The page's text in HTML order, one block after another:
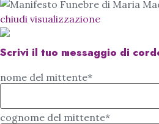
chiudi visualizzazione
Scrivi il tuo messaggio di
nome del mittente*
cognome del mittente*